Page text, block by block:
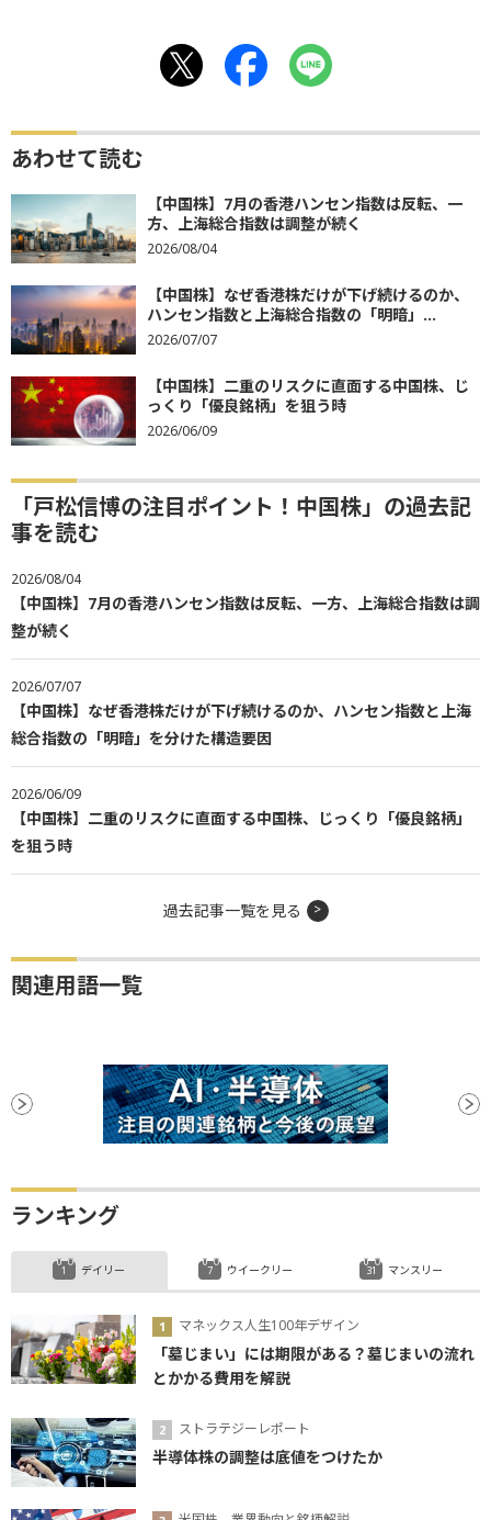
あわせて読む
【中国株】7月の香港ハンセン指数は反転、一
方、上海総合指数は調整が続く
2026/08/04
【中国株】なぜ香港株だけが下げ続けるのか、
ハンセン指数と上海総合指数の「明暗」...
2026/07/07
【中国株】二重のリスクに直面する中国株、じ
っくり「優良銘柄」を狙う時
2026/06/09
「戸松信博の注目ポイント！中国株」の過去記
事を読む
2026/08/04
【中国株】7月の香港ハンセン指数は反転、一方、上海総合指数は調
整が続く
2026/07/07
【中国株】なぜ香港株だけが下げ続けるのか、ハンセン指数と上海
総合指数の「明暗」を分けた構造要因
2026/06/09
【中国株】二重のリスクに直面する中国株、じっくり「優良銘柄」
を狙う時
過去記事一覧を見る
関連用語一覧
ランキング
デイリー
マネックス人生100年デザイン
「墓じまい」には期限がある？墓じまいの流れ
とかかる費用を解説
ストラテジーレポート
半導体株の調整は底値をつけたか
ウイークリー マンスリー